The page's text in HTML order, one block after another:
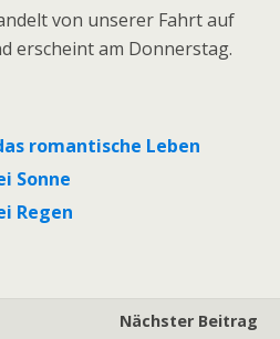
von unserer Fahrt auf
erscheint am Donnerstag.
romantische Leben
Sonne
Regen
Nächster Beitrag